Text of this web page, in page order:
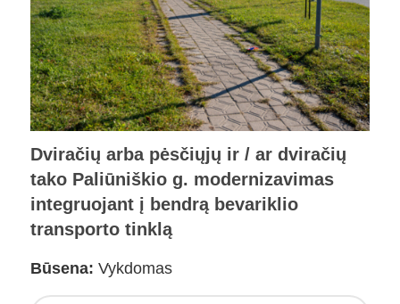
Dviračių arba pėsčiųjų ir / ar dviračių
tako Paliūniškio g. modernizavimas
integruojant į bendrą bevariklio
transporto tinklą
Būsena: Vykdomas